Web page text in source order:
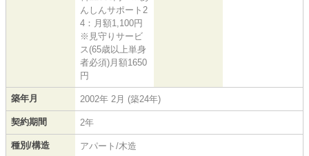
んしんサポート2
4：月額1,100円
※見守りサービ
ス(65歳以上単身
者必須)月額1650
円
築年月 2002年 2月 (築24年)
契約期間 2年
種別/構造 アパート/木造